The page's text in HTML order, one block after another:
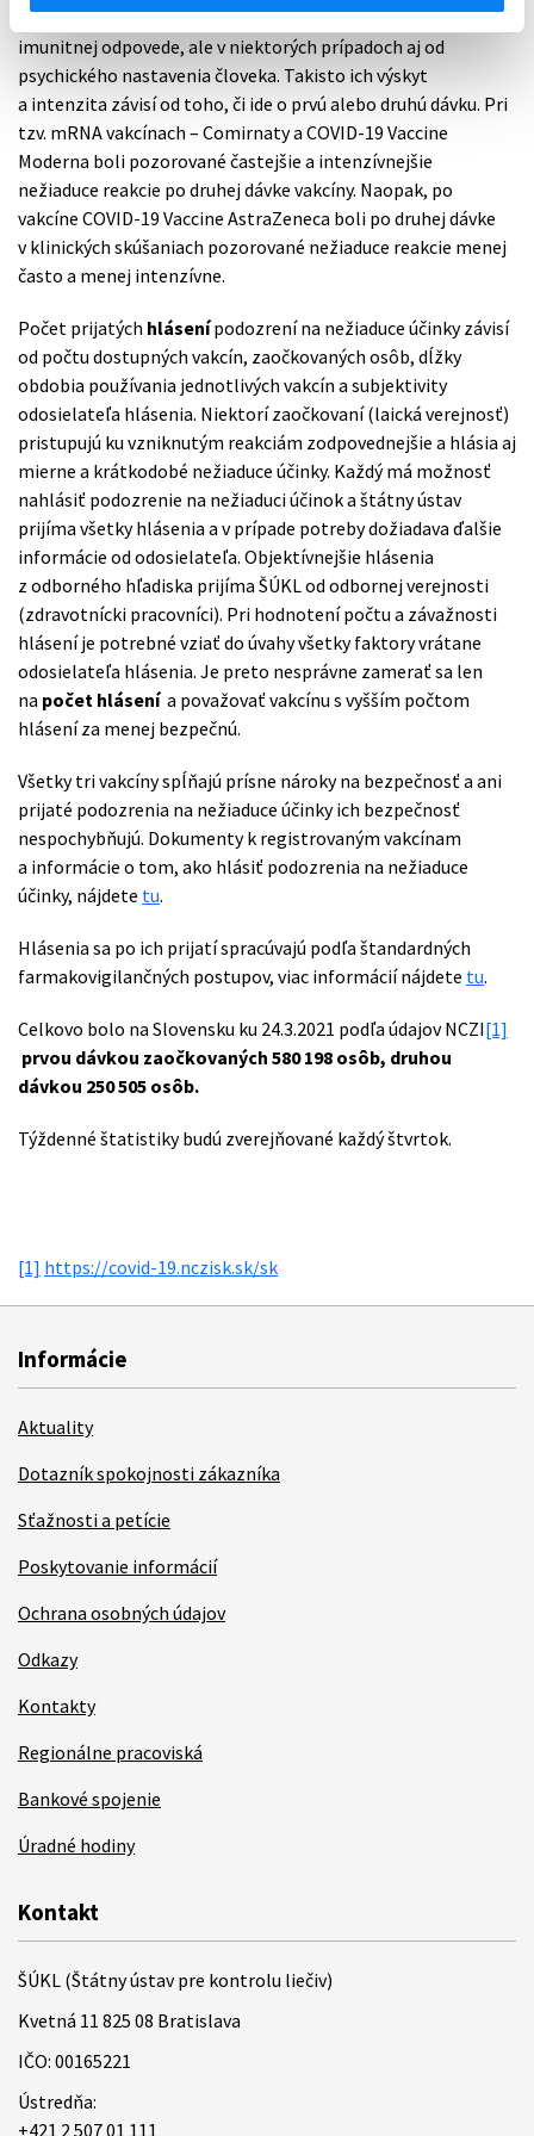
časté a menej intenzívne), iných súbežne užívaných liekov,
imunitnej odpovede, ale v niektorých prípadoch aj od
psychického nastavenia človeka. Takisto ich výskyt
a intenzita závisí od toho, či ide o prvú alebo druhú dávku. Pri
tzv. mRNA vakcínach – Comirnaty a COVID-19 Vaccine
Moderna boli pozorované častejšie a intenzívnejšie
nežiaduce reakcie po druhej dávke vakcíny. Naopak, po
vakcíne COVID-19 Vaccine AstraZeneca boli po druhej dávke
v klinických skúšaniach pozorované nežiaduce reakcie menej
často a menej intenzívne.
Počet prijatých hlásenípodozrení na nežiaduce účinky závisí
od počtu dostupných vakcín, zaočkovaných osôb, dĺžky
obdobia používania jednotlivých vakcín a subjektivity
odosielateľa hlásenia. Niektorí zaočkovaní (laická verejnosť)
pristupujú ku vzniknutým reakciám zodpovednejšie a hlásia aj
mierne a krátkodobé nežiaduce účinky. Každý má možnosť
nahlásiť podozrenie na nežiaduci účinok a štátny ústav
prijíma všetky hlásenia a v prípade potreby dožiadava ďalšie
informácie od odosielateľa. Objektívnejšie hlásenia
z odborného hľadiska prijíma ŠÚKL od odbornej verejnosti
(zdravotnícki pracovníci). Pri hodnotení počtu a závažnosti
hlásení je potrebné vziať do úvahy všetky faktory vrátane
odosielateľa hlásenia. Je preto nesprávne zamerať sa len
na počet hlásenía považovať vakcínu s vyšším počtom
hlásení za menej bezpečnú.
Všetky tri vakcíny spĺňajú prísne nároky na bezpečnosť a ani
prijaté podozrenia na nežiaduce účinky ich bezpečnosť
nespochybňujú. Dokumenty k registrovaným vakcínam
a informácie o tom, ako hlásiť podozrenia na nežiaduce
účinky, nájdete tu.
Hlásenia sa po ich prijatí spracúvajú podľa štandardných
farmakovigilančných postupov, viac informácií nájdete tu.
Celkovo bolo na Slovensku ku 24.3.2021 podľa údajov NCZI[1]
prvou dávkou zaočkovaných 580 198 osôb, druhou
dávkou 250 505 osôb.
Týždenné štatistiky budú zverejňované každý štvrtok.
[1] https://covid-19.nczisk.sk/sk
Informácie
Aktuality
Dotazník spokojnosti zákazníka
Sťažnosti a petície
Poskytovanie informácií
Ochrana osobných údajov
Odkazy
Kontakty
Regionálne pracoviská
Bankové spojenie
Úradné hodiny
Kontakt
ŠÚKL (Štátny ústav pre kontrolu liečiv)
Kvetná 11 825 08 Bratislava
IČO: 00165221
Ústredňa:
+421 2 507 01 111